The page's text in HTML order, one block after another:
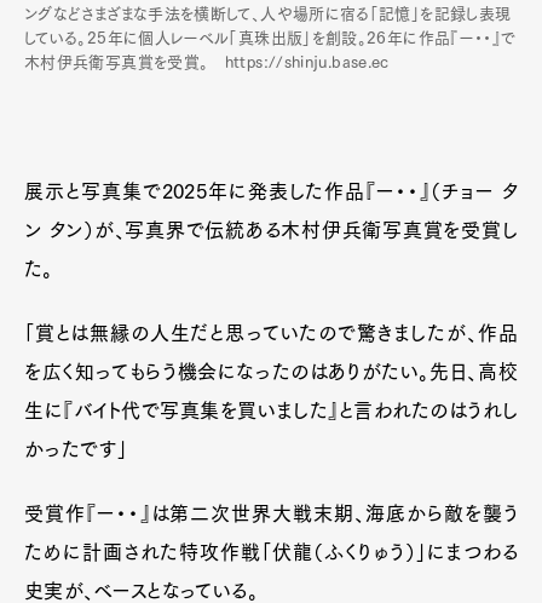
ングなどさまざまな手法を横断して、人や場所に宿る「記憶」を記録し表現
している。25年に個人レーベル「真珠出版」を創設。26年に作品『ー・・』で
木村伊兵衛写真賞を受賞。 https://shinju.base.ec
展示と写真集で2025年に発表した作品『ー・・』（チョー タ
ン タン）が、写真界で伝統ある木村伊兵衛写真賞を受賞し
た。
「賞とは無縁の人生だと思っていたので驚きましたが、作品
を広く知ってもらう機会になったのはありがたい。先日、高校
生に『バイト代で写真集を買いました』と言われたのはうれし
かったです」
受賞作『ー・・』は第二次世界大戦末期、海底から敵を襲う
ために計画された特攻作戦「伏龍（ふくりゅう）」にまつわる
史実が、ベースとなっている。